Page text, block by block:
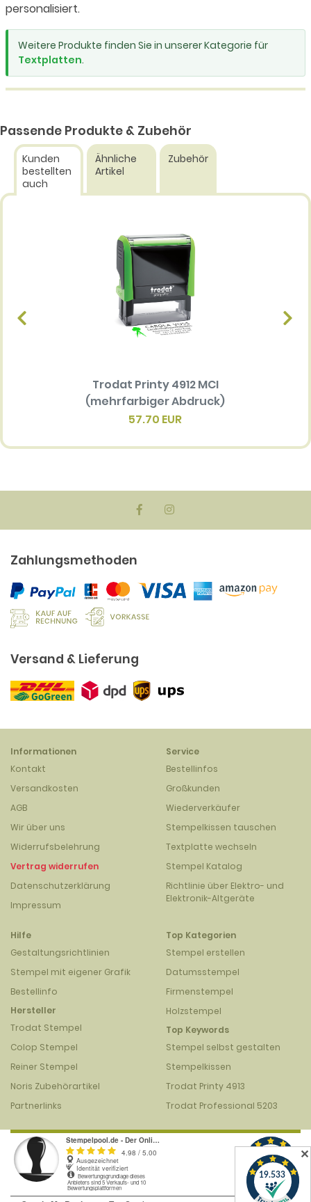
personalisiert.
Weitere Produkte finden Sie in unserer Kategorie für
Textplatten.
Passende Produkte & Zubehör
Kunden
bestellten
auch
Ähnliche
Artikel
Zubehör
Trodat Printy 4912 MCI
(mehrfarbiger Abdruck)
57.70 EUR
Zahlungsmethoden
Versand & Lieferung
Informationen
Kontakt
Versandkosten
AGB
Wir über uns
Widerrufsbelehrung
Vertrag widerrufen
Datenschutzerklärung
Impressum
Service
Bestellinfos
Großkunden
Wiederverkäufer
Stempelkissen tauschen
Textplatte wechseln
Stempel Katalog
Richtlinie über Elektro- und
Elektronik-Altgeräte
Hilfe
Gestaltungsrichtlinien
Stempel mit eigener Grafik
Bestellinfo
Hersteller
Trodat Stempel
Colop Stempel
Reiner Stempel
Noris Zubehörartikel
Partnerlinks
Top Kategorien
Stempel erstellen
Datumsstempel
Firmenstempel
Holzstempel
Top Keywords
Stempel selbst gestalten
Stempelkissen
Trodat Printy 4913
Trodat Professional 5203
✕